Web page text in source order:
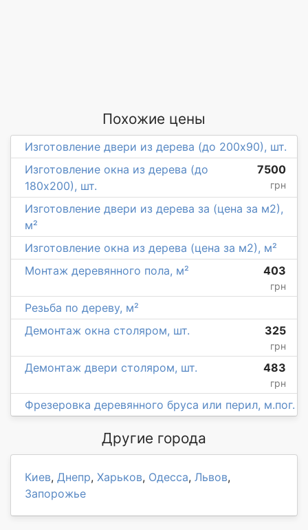
Похожие цены
Изготовление двери из дерева (до 200х90), шт.
Изготовление окна из дерева (до
180х200), шт.
7500
грн
Изготовление двери из дерева за (цена за м2),
м²
Изготовление окна из дерева (цена за м2), м²
Монтаж деревянного пола, м²
403
грн
Резьба по дереву, м²
Демонтаж окна столяром, шт.
325
грн
Демонтаж двери столяром, шт. 483
грн
Фрезеровка деревянного бруса или перил, м.пог.
Другие города
Киев, Днепр, Харьков, Одесса, Львов,
Запорожье